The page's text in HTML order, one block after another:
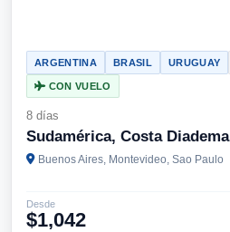
ARGENTINA BRASIL URUGUAY
CON VUELO
8 días
Sudamérica, Costa Diadema
Buenos Aires, Montevideo, Sao Paulo
Desde
$1,042